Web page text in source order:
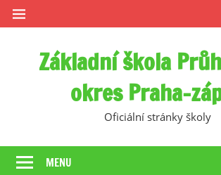
Skip
to
Základní škola
okres Praha-
Oficiální stránky školy
MENU